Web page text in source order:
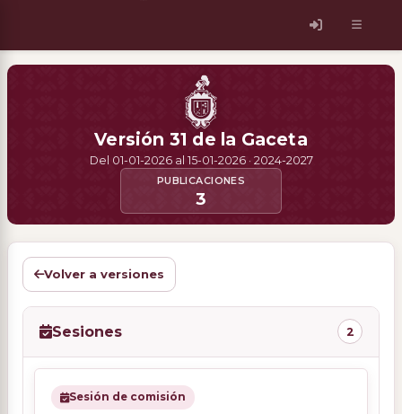
Versión 31 de la Gaceta
Del 01-01-2026 al 15-01-2026 · 2024-2027
PUBLICACIONES
3
Volver a versiones
Sesiones 2
Sesión de comisión